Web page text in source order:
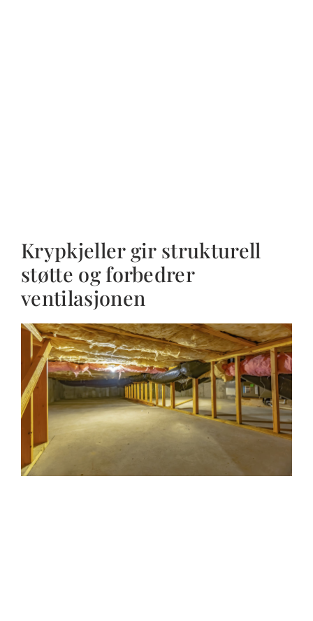
Krypkjeller gir strukturell
støtte og forbedrer
ventilasjonen